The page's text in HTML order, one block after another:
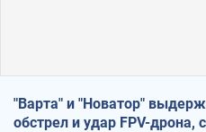
"Варта" и "Новатор"
обстрел и удар FPV-дрона,